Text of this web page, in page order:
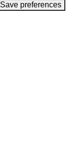
Save preferences